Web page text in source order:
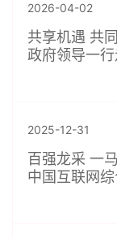
2026-04-02
共享机遇 共
政府领导一
2025-12-31
百强龙采 一
中国互联网